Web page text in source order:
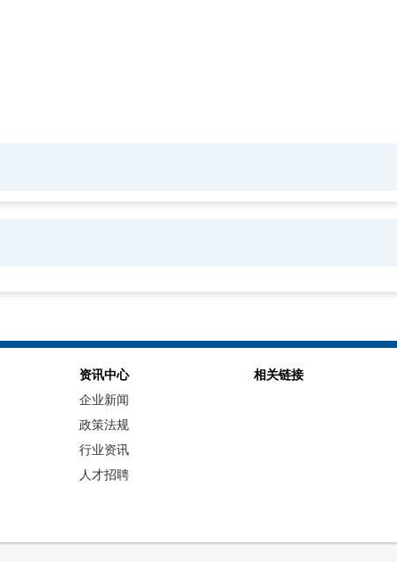
资讯中心
企业新闻
政策法规
行业资讯
人才招聘
相关链接